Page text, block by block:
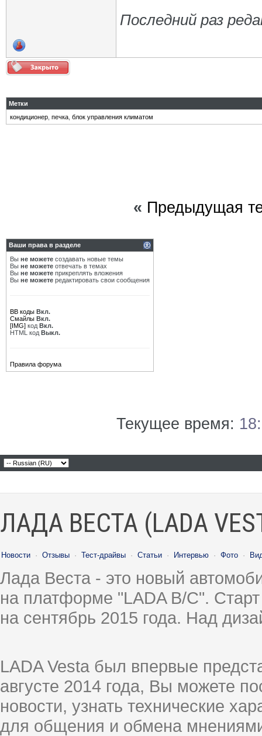
Последний раз
Метки
кондиционер печка блок управления климатом
« Предыдущая
Ваши права в разделе
Вы не можете создавать новые темы
Вы не можете отвечать в темах
Вы не можете прикреплять вложения
Вы не можете редактировать свои сообщения
BB коды Вкл.
Смайлы Вкл.
[IMG] код Вкл.
HTML код Выкл.
Правила форума
Текущее время:
ЛАДА ВЕСТА (LADA
Новости · Отзывы · Тест-драйвы · Статьи · Интервью · Фото ·
Лада Веста - это новый
на платформе "LADA B/C".
на сентябрь 2015 года. Над
LADA Vesta был впервые
августе 2014 года, Вы можете
новости, узнать технические
для общения и обмена